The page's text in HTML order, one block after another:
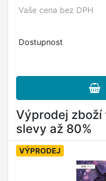
Vaše cena bez DPH
Dostupnost
Výprodej
slevy až 80%
VÝPRODEJ